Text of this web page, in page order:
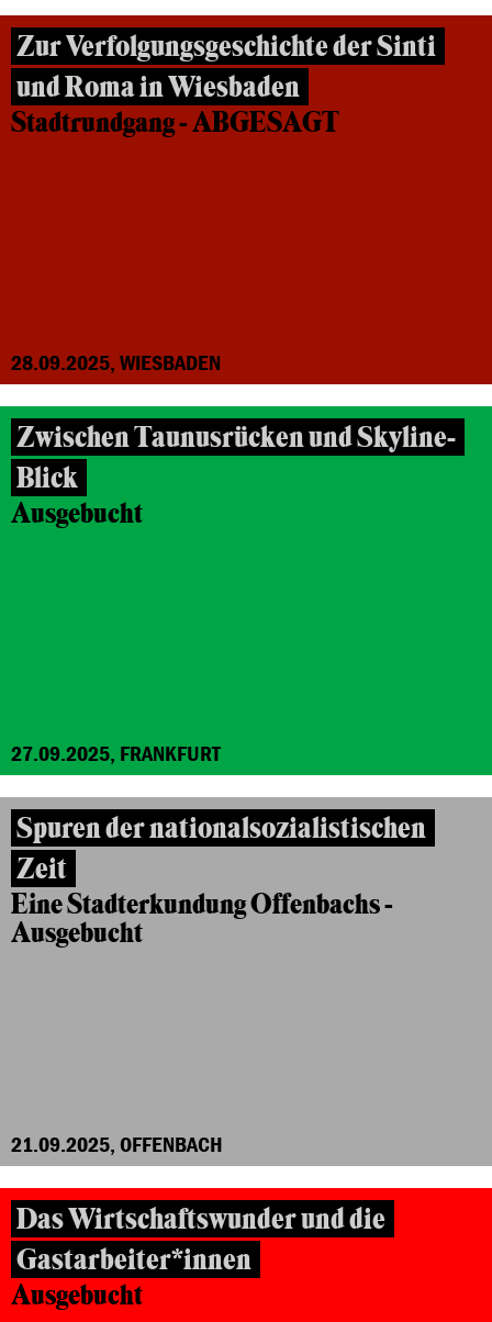
Zur Verfolgungsgeschichte der Sinti
und Roma in Wiesbaden
Stadtrundgang - ABGESAGT
28.09.2025, WIESBADEN
Zwischen Taunusrücken und Skyline-
Blick
Ausgebucht
27.09.2025, FRANKFURT
Spuren der nationalsozialistischen
Zeit
Eine Stadterkundung Offenbachs -
Ausgebucht
21.09.2025, OFFENBACH
Das Wirtschaftswunder und die
Gastarbeiter*innen
Ausgebucht